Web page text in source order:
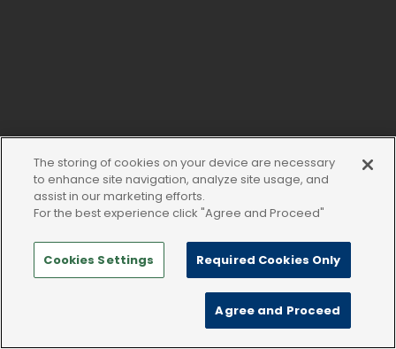
The storing of cookies on your device are necessary
to enhance site navigation, analyze site usage, and
assist in our marketing efforts.
For the best experience click "Agree and Proceed"
Cookies Settings Required Cookies Only
Agree and Proceed